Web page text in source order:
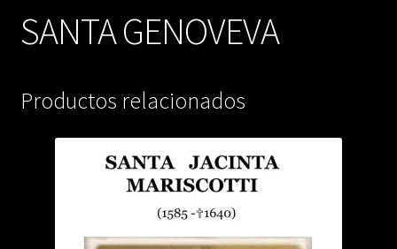
SANTA GENOVEVA
Productos relacionados